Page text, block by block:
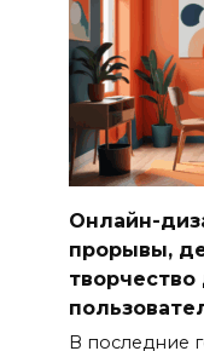
Онлайн-
прорывы,
В последние